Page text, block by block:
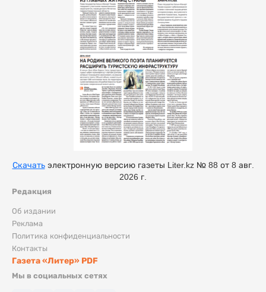
Редакция
Об издании
Реклама
Политика конфиденциальности
Контакты
Газета «Литер» PDF
Мы в социальных сетях
Скачатьэлектронную версию газеты Liter.kz № 88 от 8 авг.
2026 г.